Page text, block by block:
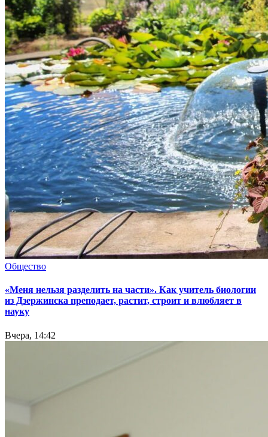
Общество
«Меня нельзя разделить на части». Как учитель биологии
из Дзержинска преподает, растит, строит и влюбляет в
науку
Вчера, 14:42